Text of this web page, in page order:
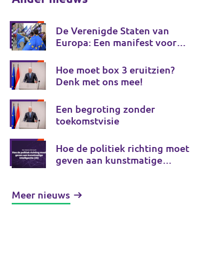
De Verenigde Staten van
Europa: Een manifest voor
Hoe moet box 3 eruitzien?
Denk met ons mee!
Een begroting zonder
toekomstvisie
Hoe de politiek richting moet
geven aan kunstmatige
Meer nieuws